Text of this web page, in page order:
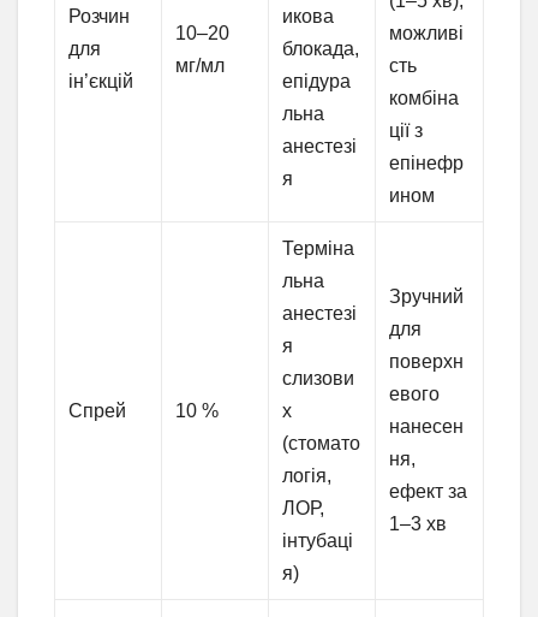
Розчин
для
ін’єкцій
10–20
мг/мл
икова
блокада,
епідура
льна
анестезі
я
можливі
сть
комбіна
ції з
епінефр
ином
Спрей 10 %
Терміна
льна
анестезі
я
слизови
х
(стомато
логія,
ЛОР,
інтубаці
я)
Зручний
для
поверхн
евого
нанесен
ня,
ефект за
1–3 хв